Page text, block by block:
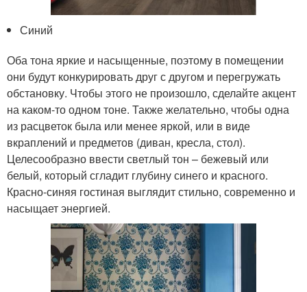
Синий
Оба тона яркие и насыщенные, поэтому в помещении
они будут конкурировать друг с другом и перегружать
обстановку. Чтобы этого не произошло, сделайте акцент
на каком-то одном тоне. Также желательно, чтобы одна
из расцветок была или менее яркой, или в виде
вкраплений и предметов (диван, кресла, стол).
Целесообразно ввести светлый тон – бежевый или
белый, который сгладит глубину синего и красного.
Красно-синяя гостиная выглядит стильно, современно и
насыщает энергией.